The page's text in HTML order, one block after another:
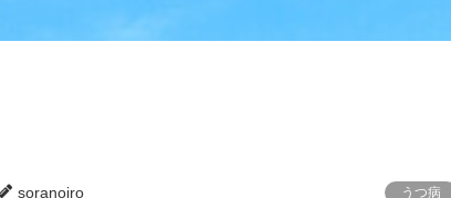
soranoiro うつ病